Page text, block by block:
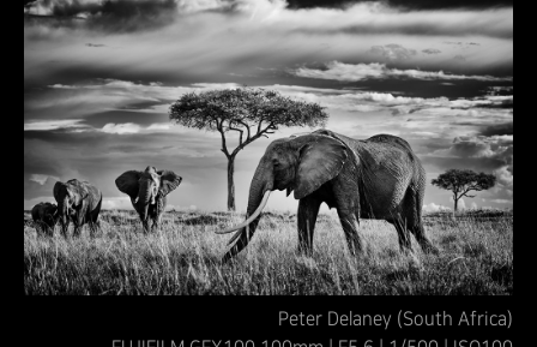
Peter Delaney (South Africa)